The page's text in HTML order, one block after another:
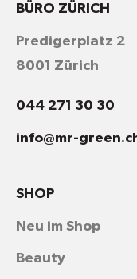
BÜRO ZÜRICH
Predigerplatz 2
8001 Zürich
044 271 30 30
info@mr-
SHOP
Neu im Shop
Beauty